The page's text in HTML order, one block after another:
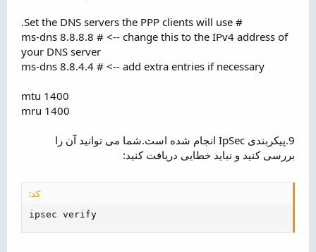
# Set the DNS servers the PPP clients will use.
ms-dns 8.8.8.8 # <-- change this to the IPv4 address of
your DNS server
ms-dns 8.8.4.4 # <-- add extra entries if necessary
mtu 1400
mru 1400
9.پیکربندی IpSec انجام شده است.شما می توانید آن را
بررسی کنید و نباید خطایی دریافت کنید:
کد:
ipsec verify